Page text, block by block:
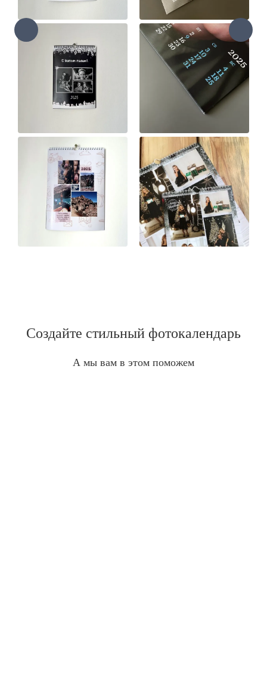
Создайте стильный фотокалендарь
А мы вам в этом поможем